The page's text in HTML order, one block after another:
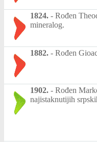
1824. - Rođen
mineralog.
1882. - Rođen
1902. - Rođen
najistaknutijih